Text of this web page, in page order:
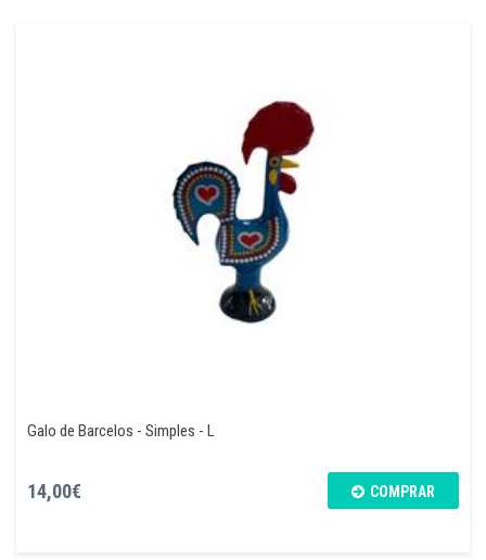
Galo de Barcelos - Simples - L
14,00€ COMPRAR